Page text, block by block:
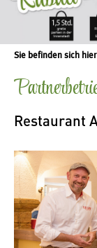
Sie befinden sich
Restaurant